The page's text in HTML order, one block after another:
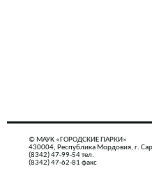
© МАУК «ГОРОДСКИЕ ПАРКИ»
430004, Республика Мордовия, г.
(8342) 47-99-54 тел.
(8342) 47-62-81 факс